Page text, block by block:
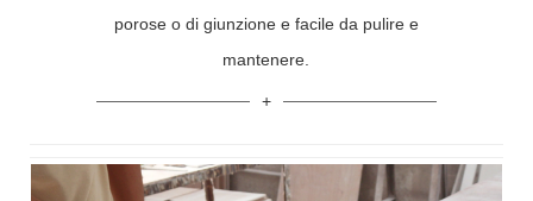
porose o di giunzione e facile da pulire e
mantenere.